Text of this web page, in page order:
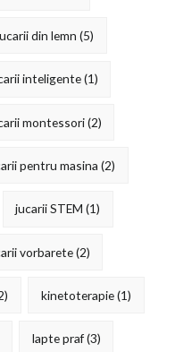
din lemn (5)
inteligente(1)
montessori(2)
pentru masina (2)
jucarii STEM (1)
vorbarete(2)
kinetoterapie(1)
lapte praf(3)